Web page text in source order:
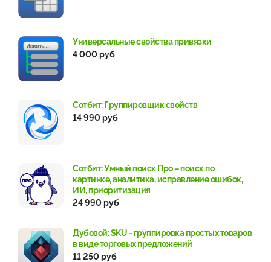
Универсальные свойства привязки
4 000 руб
Сотбит: Группировщик свойств
14 990 руб
Сотбит: Умный поиск Про – поиск по
картинке, аналитика, исправление ошибок,
ИИ, приоритизация
24 990 руб
Дубовой: SKU - группировка простых товаров
в виде торговых предложений
11 250 руб